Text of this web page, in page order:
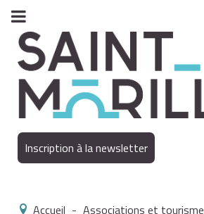
Inscription à la newsletter
Accueil - Associations et tourisme